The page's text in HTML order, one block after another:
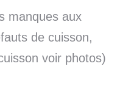
manques aux
de cuisson,
voir photos)